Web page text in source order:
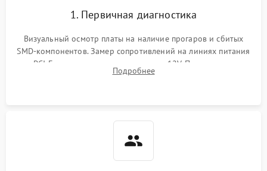
Механические повреждения
1. Первичная диагностика
Визуальный осмотр платы на наличие прогаров и сбитых
SMD-компонентов. Замер сопротивлений на линиях питания
PCI-E и дополнительных разъемах 12V. Проверка на
короткое замыкание основных дросселей питания GPU и
Подробнее